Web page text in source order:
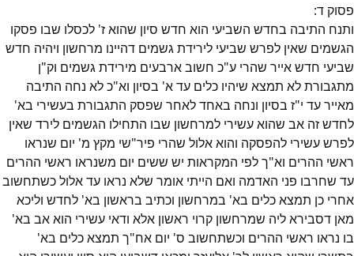
פסוק ד:
ותנח התיבה בחדש השביעי הוא חדש סיון שהוא ז' לכסלו שבו פסקו
הגשמים שאין לפרש שביעי לירידת גשמים דהיינו מרחשון ויהיה חדש
שביעי חדש אייר שהרי ע"כ חשוב ארבעים מירידת גשמים וק"ן
מתגבורת לא תמצא שיהיו כלים עד א' בסיון וא"כ לא נחה התיבה
מאייר עד י"ז בסיון ונחה באחד לאחר שפסק התגבורת בעשירי בא'
לחדש זה אב שהוא עשירי למרחשון שבו התחילו הגשמים לירד שאין
לפרש עשירי להפסקה והוא אלול שהרי פיר"שי מקץ מ' יום שנראו
ראשי ההרים וא"ך לפי המקראות יש ששים יום משנראו ראשי ההרים
עד שחרבו פני האדמה ואם הייתי אומר שלא נראו עד אלול כשתחשוב
אחרי כן תמצא כלים בא' במרחשון וכתיב בראשון בא' לחדש וליכא
מאן דסבירא ליה שמרחשון קרוי ראשון אלא ודאי עשירי הוא אב בא'
בו נראו ראשי ההרים וכשתחשוב ס' יום אח"ך תמצא כלים בא'